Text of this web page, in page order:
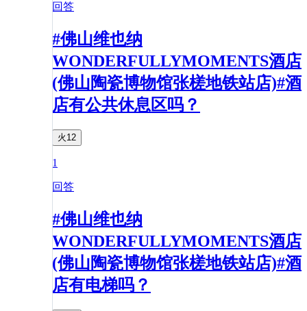
回答
#佛山维也纳
WONDERFULLYMOMENTS酒店
(佛山陶瓷博物馆张槎地铁站店)#酒
店有公共休息区吗？
火12
1
回答
#佛山维也纳
WONDERFULLYMOMENTS酒店
(佛山陶瓷博物馆张槎地铁站店)#酒
店有电梯吗？